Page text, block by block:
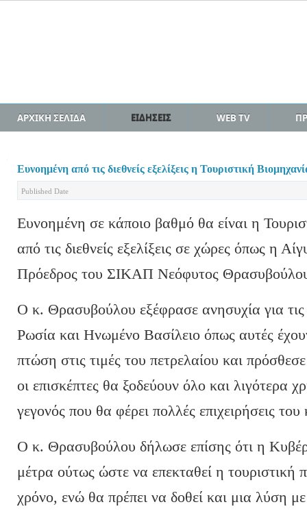
ΑΡΧΙΚΗ ΣΕΛΙΔΑ ΕΙΔΗΣΕΙΣ WEB TV
Ευνοημένη από τις διεθνείς εξελίξεις η Τουριστική
Published Date
Ευνοημένη σε κάποιο βαθμό θα είναι η
από τις διεθνείς εξελίξεις σε χώρες όπως η
Πρόεδρος του ΣΙΚΑΠ Νεόφυτος
Ο κ. Θρασυβούλου εξέφρασε ανησυχία για τις
Ρωσία και Ηνωμένο Βασίλειο όπως αυτές
πτώση στις τιμές του πετρελαίου και
οι επισκέπτες θα ξοδεύουν όλο και λιγότερα
γεγονός που θα φέρει πολλές επιχειρήσεις
Ο κ. Θρασυβούλου δήλωσε επίσης ότι η
μέτρα ούτως ώστε να επεκταθεί η τουριστική
χρόνο, ενώ θα πρέπει να δοθεί και μια λύση